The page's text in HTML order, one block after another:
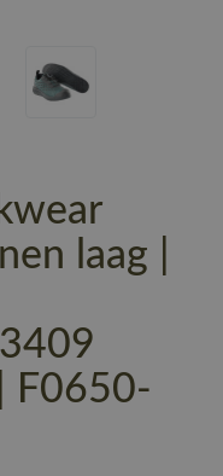
laag |
F0650-